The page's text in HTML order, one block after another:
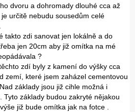
dvoru a dohromady dlouhé cca až
určitě nebudu sousedům celé
takto zdi sanovat jen lokálně a do
jen 20cm aby již omítka na mé
?
zdí byly z kamení do výšky cca
zemí, které jsem zaházel cementovou
základy jsou již cihle možná i
Tyto základy budou zakryté nějakou
již bude omítka jak na fotce .